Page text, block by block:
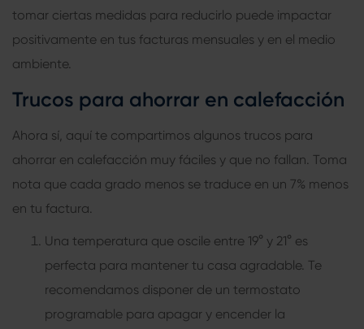
tomar ciertas medidas para reducirlo puede impactar
positivamente en tus facturas mensuales y en el medio
ambiente.
Trucos para ahorrar en calefacción
Ahora sí, aquí te compartimos algunos trucos para
ahorrar en calefacción muy fáciles y que no fallan. Toma
nota que cada grado menos se traduce en un 7% menos
en tu factura.
Una temperatura que oscile entre 19° y 21° es
perfecta para mantener tu casa agradable. Te
recomendamos disponer de un termostato
programable para apagar y encender la